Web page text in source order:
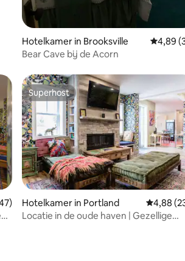
Hotelkamer in Brooksville
4,89
Bear Cave bij de Acorn
beoordeling van 4,86 uit 5, 147
|
Superhost
Superhost
Hotelkamer in Portland
4,88
Locatie in de oude haven | Gezellige